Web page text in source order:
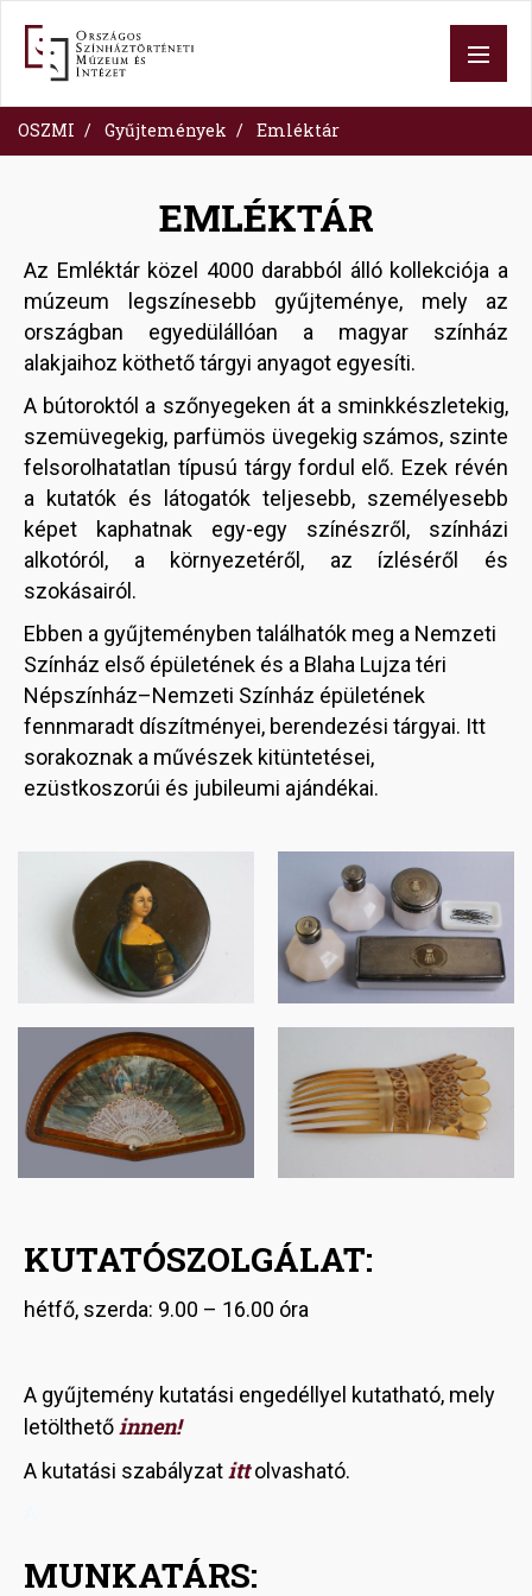
content
OSZMI Gyűjtemények Emléktár
EMLÉKTÁR
Az Emléktár közel 4000 darabból álló kollekciója a
múzeum legszínesebb gyűjteménye, mely az
országban egyedülállóan a magyar színház
alakjaihoz köthető tárgyi anyagot egyesíti.
A bútoroktól a szőnyegeken át a sminkkészletekig,
szemüvegekig, parfümös üvegekig számos, szinte
felsorolhatatlan típusú tárgy fordul elő. Ezek révén
a kutatók és látogatók teljesebb, személyesebb
képet kaphatnak egy-egy színészről, színházi
alkotóról, a környezetéről, az ízléséről és
szokásairól.
Ebben a gyűjteményben találhatók meg a Nemzeti
Színház első épületének és a Blaha Lujza téri
Népszínház–Nemzeti Színház épületének
fennmaradt díszítményei, berendezési tárgyai. Itt
sorakoznak a művészek kitüntetései,
ezüstkoszorúi és jubileumi ajándékai.
Image Image
Image Image
KUTATÓSZOLGÁLAT:
hétfő, szerda: 9.00 – 16.00 óra
A gyűjtemény kutatási engedéllyel kutatható, mely
letölthetőinnen!
A kutatási szabályzatitt olvasható.
MUNKATÁRS: